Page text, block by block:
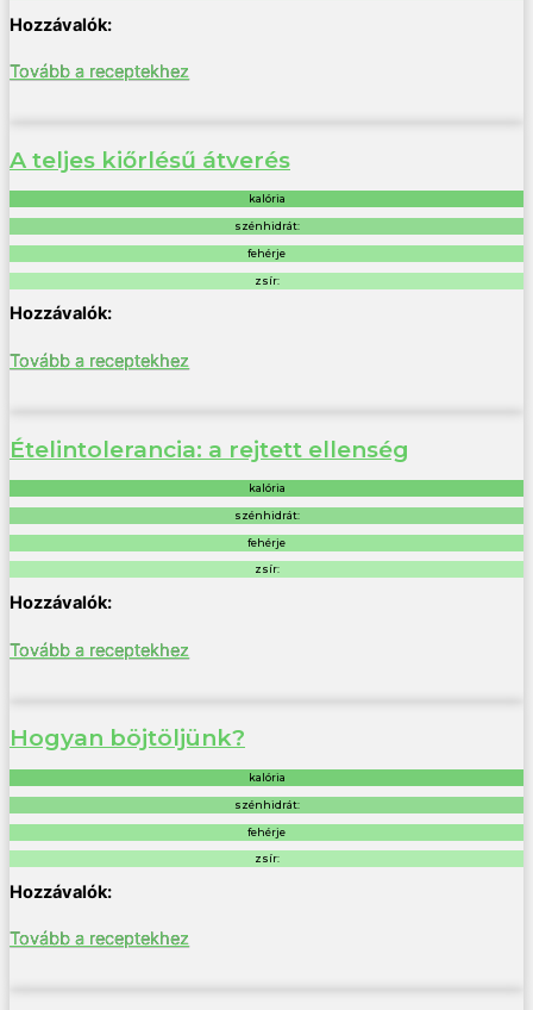
Tovább a receptekhez
A teljes kiőrlésű átverés
kalória
szénhidrát:
fehérje
zsír:
Tovább a receptekhez
Ételintolerancia: a rejtett ellenség
kalória
szénhidrát:
fehérje
zsír:
Tovább a receptekhez
Hogyan böjtöljünk?
kalória
szénhidrát:
fehérje
zsír:
Tovább a receptekhez